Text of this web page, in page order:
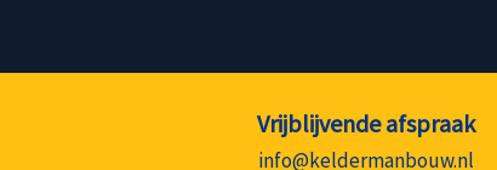
Vrijblijvende afspraak
info@keldermanbouw.nl